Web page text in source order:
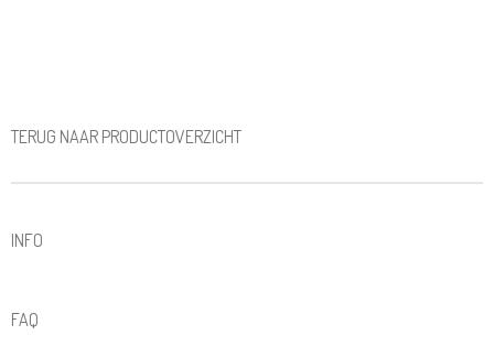
TERUG NAAR PRODUCTOVERZICHT
INFO
FAQ